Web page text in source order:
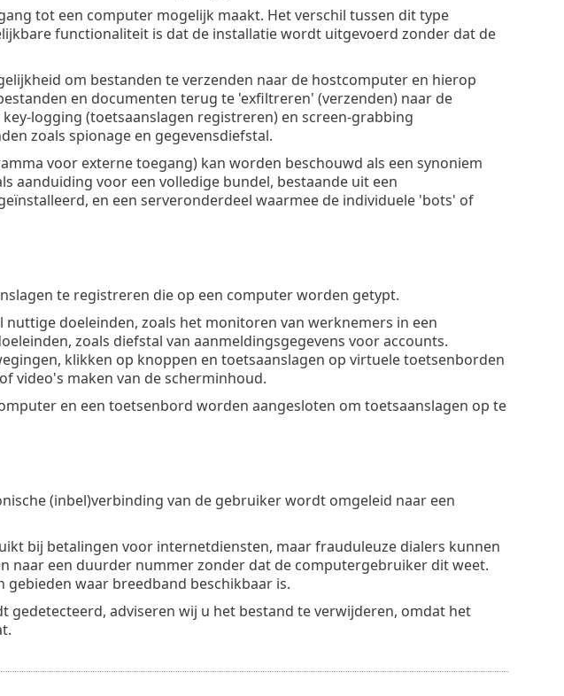
tot een computer mogelijk maakt. Het verschil tussen dit type
functionaliteit is dat de installatie wordt uitgevoerd zonder dat de
om bestanden te verzenden naar de hostcomputer en hierop
en documenten terug te 'exfiltreren' (verzenden) naar de
logging (toetsaanslagen registreren) en screen-grabbing
zoals spionage en gegevensdiefstal.
voor externe toegang) kan worden beschouwd als een synoniem
aanduiding voor een volledige bundel, bestaande uit een
en een serveronderdeel waarmee de individuele 'bots' of
te registreren die op een computer worden getypt.
doeleinden, zoals het monitoren van werknemers in een
zoals diefstal van aanmeldingsgegevens voor accounts.
klikken op knoppen en toetsaanslagen op virtuele toetsenborden
video's maken van de scherminhoud.
en een toetsenbord worden aangesloten om toetsaanslagen op te
(inbel)verbinding van de gebruiker wordt omgeleid naar een
bij betalingen voor internetdiensten, maar frauduleuze dialers kunnen
naar een duurder nummer zonder dat de computergebruiker dit weet.
waar breedband beschikbaar is.
gedetecteerd, adviseren wij u het bestand te verwijderen, omdat het